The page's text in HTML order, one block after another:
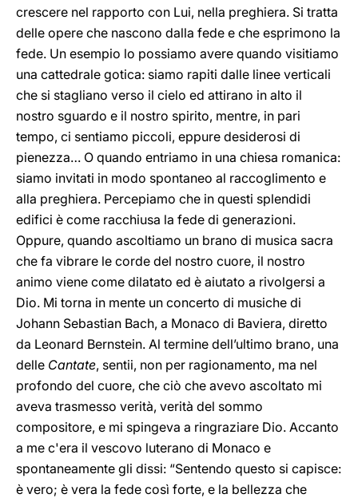
crescere nel rapporto con Lui, nella preghiera. Si tratta
delle opere che nascono dalla fede e che esprimono la
fede. Un esempio lo possiamo avere quando visitiamo
una cattedrale gotica: siamo rapiti dalle linee verticali
che si stagliano verso il cielo ed attirano in alto il
nostro sguardo e il nostro spirito, mentre, in pari
tempo, ci sentiamo piccoli, eppure desiderosi di
pienezza… O quando entriamo in una chiesa romanica:
siamo invitati in modo spontaneo al raccoglimento e
alla preghiera. Percepiamo che in questi splendidi
edifici è come racchiusa la fede di generazioni.
Oppure, quando ascoltiamo un brano di musica sacra
che fa vibrare le corde del nostro cuore, il nostro
animo viene come dilatato ed è aiutato a rivolgersi a
Dio. Mi torna in mente un concerto di musiche di
Johann Sebastian Bach, a Monaco di Baviera, diretto
da Leonard Bernstein. Al termine dell’ultimo brano, una
delle Cantate, sentii, non per ragionamento, ma nel
profondo del cuore, che ciò che avevo ascoltato mi
aveva trasmesso verità, verità del sommo
compositore, e mi spingeva a ringraziare Dio. Accanto
a me c'era il vescovo luterano di Monaco e
spontaneamente gli dissi: “Sentendo questo si capisce:
è vero; è vera la fede così forte, e la bellezza che